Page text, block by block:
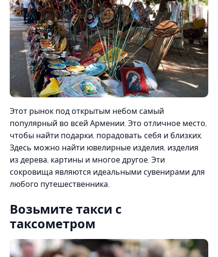
Этот рынок под открытым небом самый
популярный во всей Армении. Это отличное место,
чтобы найти подарки, порадовать себя и близких.
Здесь можно найти ювелирные изделия, изделия
из дерева, картины и многое другое. Эти
сокровища являются идеальными сувенирами для
любого путешественника.
Возьмите такси с
таксометром